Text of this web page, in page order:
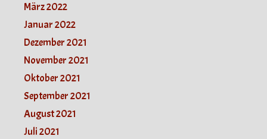
März 2022
Januar 2022
Dezember 2021
November 2021
Oktober 2021
September 2021
August 2021
Juli 2021